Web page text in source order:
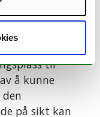
opp.
til
å kunne
på sikt kan